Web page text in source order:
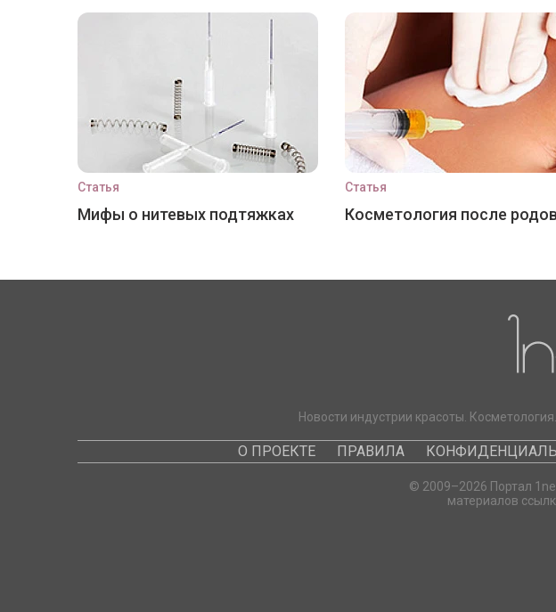
Статья
Мифы о нитевых подтяжках
Статья
Косметология после родов
Новости индустрии красоты.
О ПРОЕКТЕ ПРАВИЛА
© 2009–2026 Портал
материалов